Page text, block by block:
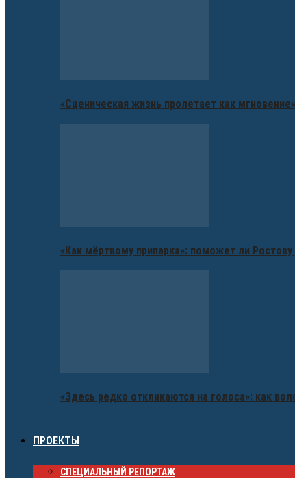
«Сценическая жизнь пролетает как
«Как мёртвому припарка»: поможет ли
«Здесь редко откликаются на голоса»: как
ПРОЕКТЫ
СПЕЦИАЛЬНЫЙ РЕПОРТАЖ